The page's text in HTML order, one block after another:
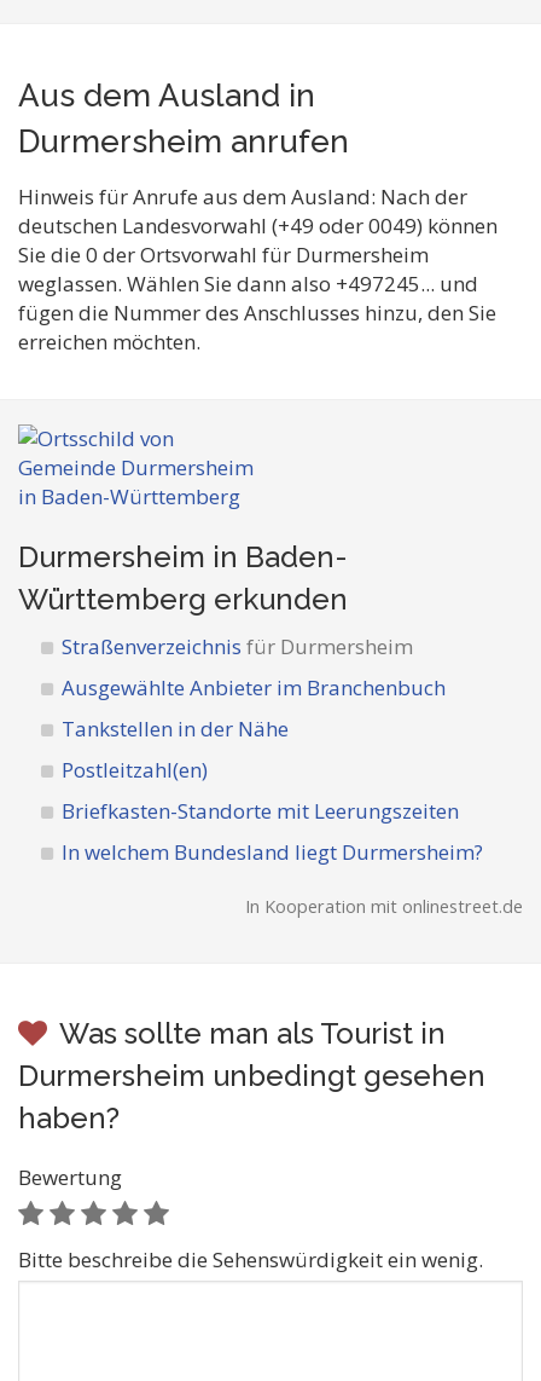
Aus dem Ausland in
Durmersheim anrufen
Hinweis für Anrufe aus dem Ausland: Nach der
deutschen Landesvorwahl (+49 oder 0049) können
Sie die 0 der Ortsvorwahl für Durmersheim
weglassen. Wählen Sie dann also +497245... und
fügen die Nummer des Anschlusses hinzu, den Sie
erreichen möchten.
Durmersheim in Baden-
Württemberg erkunden
Straßenverzeichnis für Durmersheim
Ausgewählte Anbieter im Branchenbuch
Tankstellen in der Nähe
Postleitzahl(en)
Briefkasten-Standorte mit Leerungszeiten
In welchem Bundesland liegt Durmersheim?
In Kooperation mit onlinestreet.de
Was sollte man als Tourist in
Durmersheim unbedingt gesehen
haben?
Bewertung
Bitte beschreibe die Sehenswürdigkeit ein wenig.